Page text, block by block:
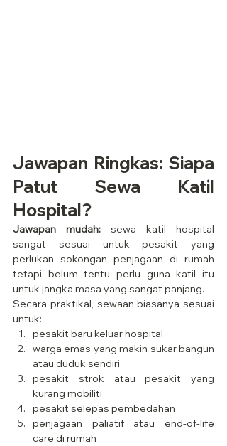
Jawapan Ringkas: Siapa
Patut Sewa Katil
Hospital?
Jawapan mudah: sewa katil hospital
sangat sesuai untuk pesakit yang
perlukan sokongan penjagaan di rumah
tetapi belum tentu perlu guna katil itu
untuk jangka masa yang sangat panjang.
Secara praktikal, sewaan biasanya sesuai
untuk:
pesakit baru keluar hospital
warga emas yang makin sukar bangun
atau duduk sendiri
pesakit strok atau pesakit yang
kurang mobiliti
pesakit selepas pembedahan
penjagaan paliatif atau end-of-life
care di rumah